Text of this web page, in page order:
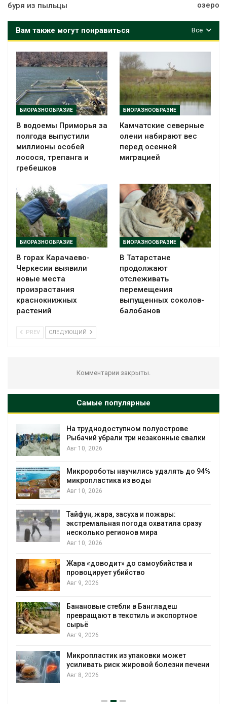
буря из пыльцы озеро
Все
Вам также могут понравиться
БИОРАЗНООБРАЗИЕ
В водоемы Приморья за
полгода выпустили
миллионы особей
лосося, трепанга и
гребешков
БИОРАЗНООБРАЗИЕ
Камчатские северные
олени набирают вес
перед осенней
миграцией
БИОРАЗНООБРАЗИЕ
В горах Карачаево-
Черкесии выявили
новые места
произрастания
краснокнижных
растений
БИОРАЗНООБРАЗИЕ
В Татарстане
продолжают
отслеживать
перемещения
выпущенных соколов-
балобанов
PREV СЛЕДУЮЩИЙ
Комментарии закрыты.
Самые популярные
На труднодоступном полуострове
Рыбачий убрали три незаконные свалки
Авг 10, 2026
Микророботы научились удалять до 94%
микропластика из воды
Авг 10, 2026
Тайфун, жара, засуха и пожары:
экстремальная погода охватила сразу
несколько регионов мира
Авг 10, 2026
Жара «доводит» до самоубийства и
провоцирует убийство
Авг 9, 2026
Банановые стебли в Бангладеш
превращают в текстиль и экспортное
сырьё
Авг 9, 2026
Микропластик из упаковки может
усиливать риск жировой болезни печени
Авг 8, 2026